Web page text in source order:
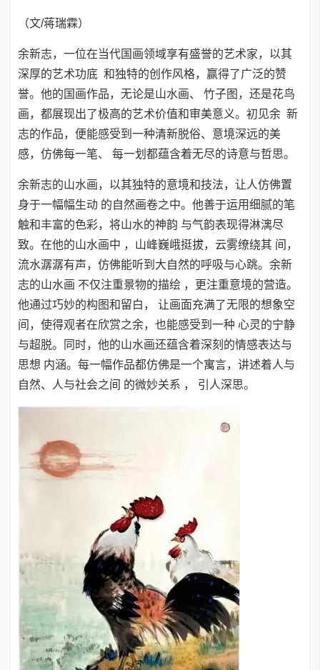
（文/蒋瑞霖）
余新志，一位在当代国画领域享有盛誉的艺术家，以其
深厚的艺术功底 和独特的创作风格，赢得了广泛的赞
誉。他的国画作品，无论是山水画、 竹子图，还是花鸟
画，都展现出了极高的艺术价值和审美意义。初见余 新
志的作品，便能感受到一种清新脱俗、意境深远的美
感，仿佛每一笔、 每一划都蕴含着无尽的诗意与哲思。
余新志的山水画，以其独特的意境和技法，让人仿佛置
身于一幅幅生动 的自然画卷之中。他善于运用细腻的笔
触和丰富的色彩，将山水的神韵 与气韵表现得淋漓尽
致。在他的山水画中 ，山峰巍峨挺拔，云雾缭绕其 间，
流水潺潺有声，仿佛能听到大自然的呼吸与心跳。余新
志的山水画 不仅注重景物的描绘 ，更注重意境的营造。
他通过巧妙的构图和留白， 让画面充满了无限的想象空
间，使得观者在欣赏之余，也能感受到一种 心灵的宁静
与超脱。同时，他的山水画还蕴含着深刻的情感表达与
思想 内涵。每一幅作品都仿佛是一个寓言，讲述着人与
自然、人与社会之间 的微妙关系 ， 引人深思。